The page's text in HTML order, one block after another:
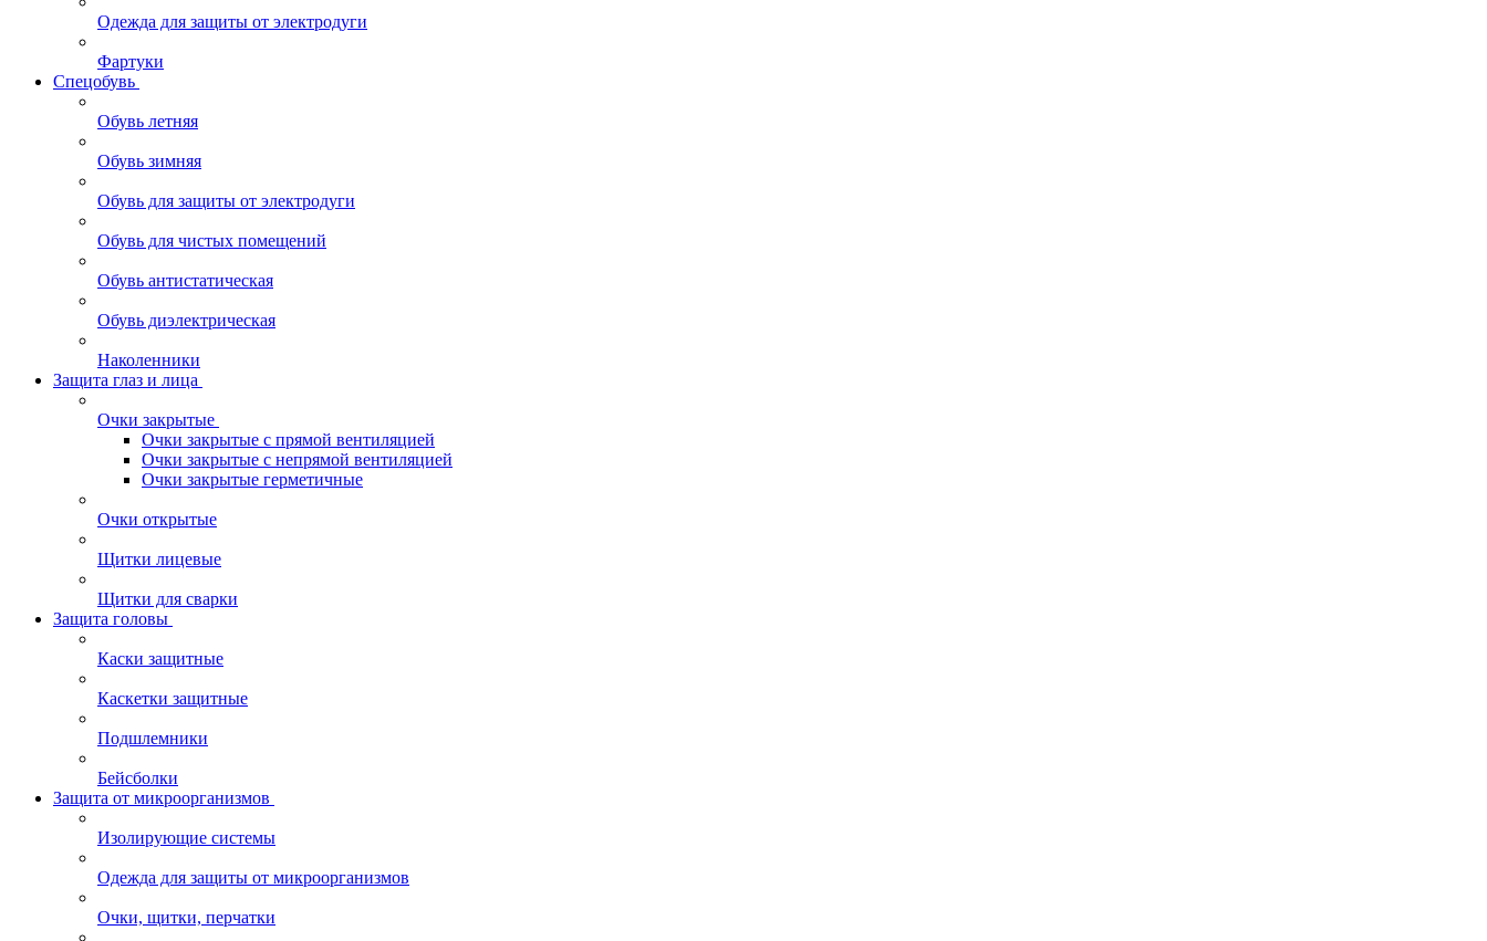
Одежда для защиты от электродуги
Фартуки
Спецобувь
Обувь летняя
Обувь зимняя
Обувь для защиты от электродуги
Обувь для чистых помещений
Обувь антистатическая
Обувь диэлектрическая
Наколенники
Защита глаз и лица
Очки закрытые
Очки закрытые с прямой вентиляцией
Очки закрытые с непрямой вентиляцией
Очки закрытые герметичные
Очки открытые
Щитки лицевые
Щитки для сварки
Защита головы
Каски защитные
Каскетки защитные
Подшлемники
Бейсболки
Защита от микроорганизмов
Изолирующие системы
Одежда для защиты от микроорганизмов
Очки, щитки, перчатки